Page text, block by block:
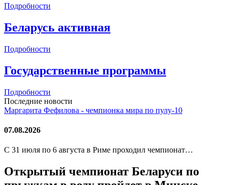
Подробности
Беларусь активная
Подробности
Государственные программы
Подробности
Последние новости
Маргарита Фефилова - чемпионка мира по пулу-10
07.08.2026
С 31 июля по 6 августа в Риме проходил чемпионат…
Открытый чемпионат Беларуси по